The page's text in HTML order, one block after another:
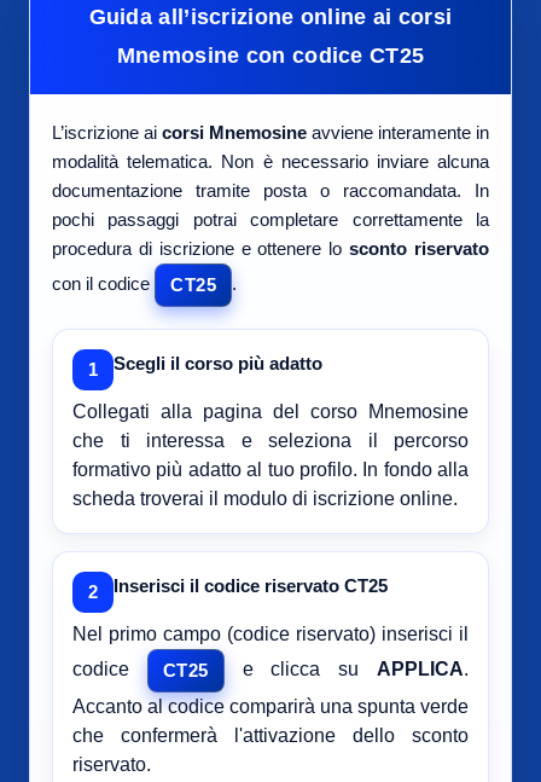
Guida all’iscrizione online ai corsi
Mnemosine con codice CT25
L’iscrizione ai corsi Mnemosine avviene interamente in
modalità telematica. Non è necessario inviare alcuna
documentazione tramite posta o raccomandata. In
pochi passaggi potrai completare correttamente la
procedura di iscrizione e ottenere losconto riservato
con il codice
CT25 .
1 Scegli il corso più adatto
Collegati alla pagina del corso Mnemosine
che ti interessa e seleziona il percorso
formativo più adatto al tuo profilo. In fondo alla
scheda troverai il modulo di iscrizione online.
2 Inserisci il codice riservato CT25
Nel primo campo (codice riservato) inserisci il
codice
CT25 e clicca suAPPLICA.
Accanto al codice comparirà una spunta verde
che confermerà l'attivazione dello sconto
riservato.